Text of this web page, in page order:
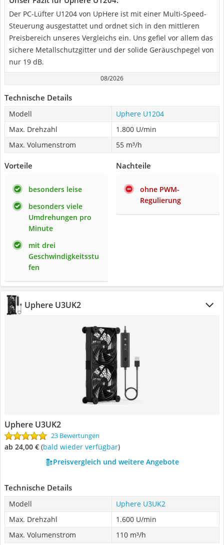
Der PC-Lüfter U1204 von UpHere ist mit einer Multi-Speed-
Steuerung ausgestattet und ordnet sich in den mittleren
Preisbereich unseres Vergleichs ein. Uns gefiel vor allem das
sichere Metallschutzgitter und der solide Geräuschpegel von
nur 19 dB.
08/2026
Technische Details
Modell
Uphere U1204
Max. Drehzahl
1.800 U/min
Max. Volumenstrom
55 m³/h
Vorteile
besonders leise
besonders viele
Umdrehungen pro
Minute
mit drei
Geschwindigkeitsstu
fen
Nachteile
ohne PWM-
Regulierung
Uphere U3UK2
Uphere U3UK2
23 Bewertungen
ab 24,00 € ( Bald wieder verfügbar)
Preisvergleich und weitere Angebote
Technische Details
Modell
Uphere U3UK2
Max. Drehzahl
1.600 U/min
Max. Volumenstrom
110 m³/h